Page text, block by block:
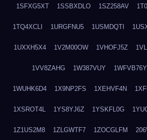
1SFXG5XT 1SSBXDLO 1SZ258AV
1TQ4XCLI 1URGFNU5 1USMDQTI
1UXXH5X4 1V2M00OW 1VHOFJ5Z
1VV8ZAHG 1W387VUY 1WFVB76Y
1WUHK6D4 1X9NP2FS 1XEHVF4N
1XSROT4L 1YS8YJ6Z 1YSKFL0G
1Z1US2M8 1ZLGWTF7 1ZOCGLFM